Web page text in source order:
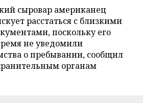
сыровар американец
расстаться с близкими
поскольку его
не уведомили
о пребывании, сообщил
органам